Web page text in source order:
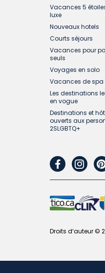
Vacances 5
luxe
Nouveaux hotels
Courts séjours
Vacances pour
seuls
Voyages en solo
Vacances de spa
Les destinations
en vogue
Destinations et
ouverts aux
2SLGBTQ+
facebook
Droits d‘auteur ©